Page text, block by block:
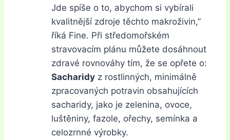
Jde spíše o to, abychom si vybírali
kvalitnější zdroje těchto makroživin,”
říká Fine. Při středomořském
stravovacím plánu můžete dosáhnout
zdravé rovnováhy tím, že se opřete o:
Sacharidy z rostlinných, minimálně
zpracovaných potravin obsahujících
sacharidy, jako je zelenina, ovoce,
luštěniny, fazole, ořechy, semínka a
celozrnné výrobky.